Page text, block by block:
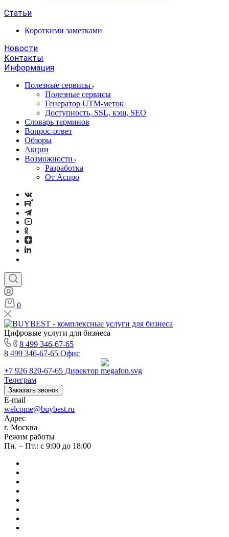
Статьи
Короткими заметками
Новости
Контакты
Информация
Полезные сервисы
Полезные сервисы
Генератор UTM‑меток
Доступность, SSL, кэш, SEO
Словарь терминов
Вопрос-ответ
Обзоры
Акции
Возможности
Разработка
От Аспро
0
Цифровые услуги для бизнеса
8 499 346-67-65
8 499 346-67-65 Офис
+7 926 820-67-65 Директор
Телеграм
Заказать звонок
E-mail
welcome@buybest.ru
Адрес
г. Москва
Режим работы
Пн. – Пт.: с 9:00 до 18:00